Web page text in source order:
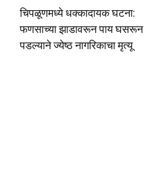
चिपळूणमध्ये धक्कादायक घटना:
फणसाच्या झाडावरून पाय घसरून
पडल्याने ज्येष्ठ नागरिकाचा मृत्यू